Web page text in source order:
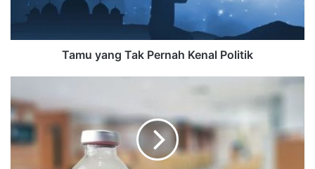
Tamu yang Tak Pernah Kenal Politik